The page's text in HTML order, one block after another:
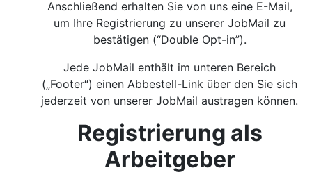
Anschließend erhalten Sie von uns eine E-Mail,
um Ihre Registrierung zu unserer JobMail zu
bestätigen (“Double Opt-in”).
Jede JobMail enthält im unteren Bereich
(„Footer“) einen Abbestell-Link über den Sie sich
jederzeit von unserer JobMail austragen können.
Registrierung als
Arbeitgeber